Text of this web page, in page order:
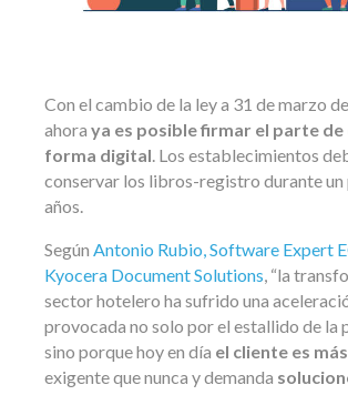
Con el cambio de la ley a 31 de marzo
ahora ya es posible firmar el parte
forma digital. Los establecimientos
conservar los libros-registro durante un
años.
Según Antonio Rubio, Software Expert
Kyocera Document Solutions, “la
sector hotelero ha sufrido una
provocada no solo por el estallido de la
sino porque hoy en día el cliente es
exigente que nunca y demanda